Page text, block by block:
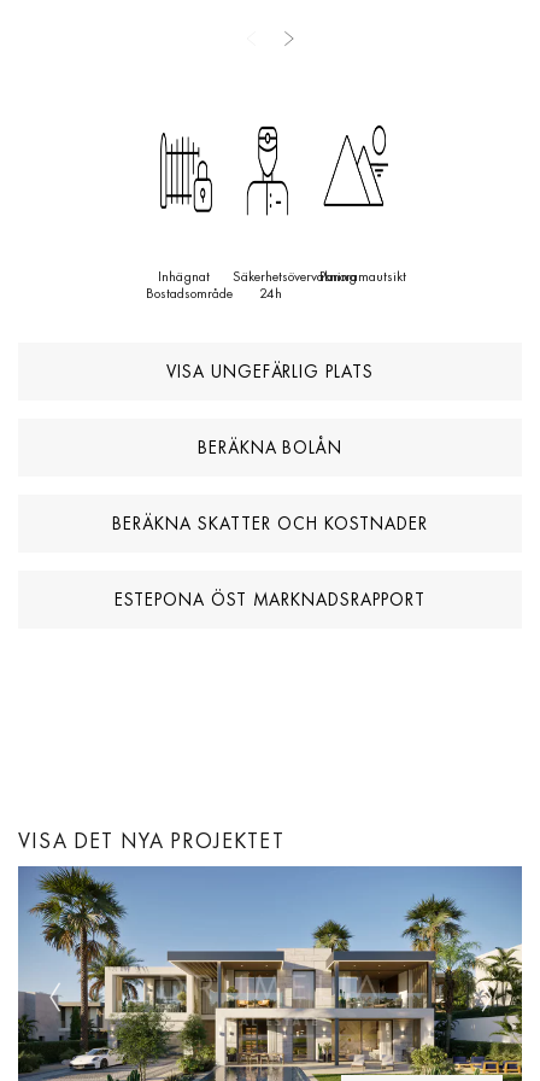
restauranger och stranden, samt snabba förbindelser till Marbella,
Denna exklusiva fastighet är en unik möjlighet att förvärva en
lyxvilla i ett av de mest eftertraktade områdena på Costa del Sol.
Inhägnat
Bostadsområde
Säkerhetsövervakning
24h
Panoramautsikt
VISA UNGEFÄRLIG PLATS
BERÄKNA BOLÅN
BERÄKNA SKATTER OCH KOSTNADER
ESTEPONA ÖST MARKNADSRAPPORT
VISA DET NYA PROJEKTET
Previous Next